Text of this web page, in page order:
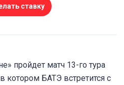
ставку
пройдет матч 13-го тура
котором БАТЭ встретится с